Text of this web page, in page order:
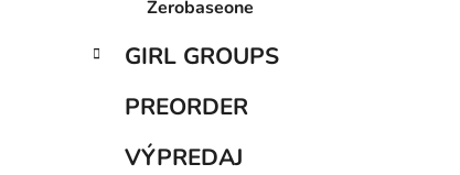
Zerobaseone
GIRL GROUPS
PREORDER
VÝPREDAJ